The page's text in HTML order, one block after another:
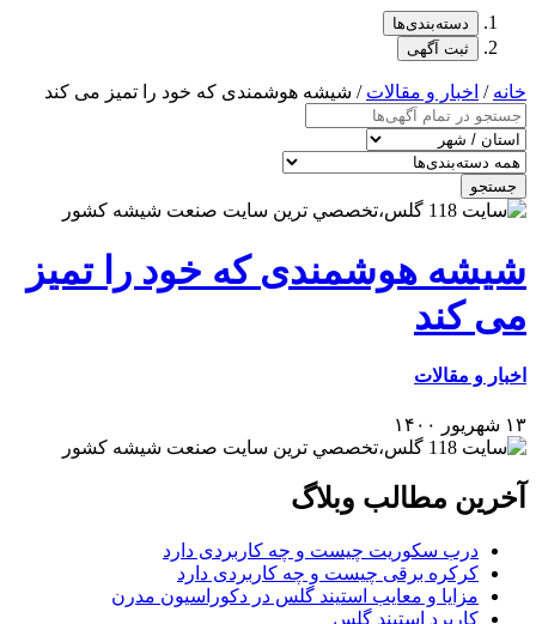
دسته‌بندی‌ها
ثبت آگهی
خانه / اخبار و مقالات / شیشه هوشمندی که خود را تمیز می کند
جستجو
شیشه هوشمندی که خود را تمیز
می کند
اخبار و مقالات
۱۳ شهریور ۱۴۰۰
آخرین مطالب وبلاگ
درب سکوریت چیست و چه کاربردی دارد
کرکره برقی چیست و چه کاربردی دارد
مزایا و معایب استیند گلس در دکوراسیون مدرن
کاربرد استیند گلس